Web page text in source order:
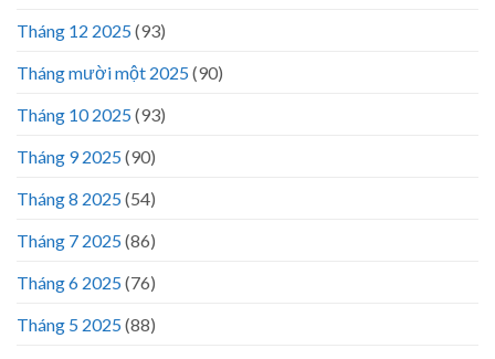
Tháng 12 2025(93)
Tháng mười một 2025(90)
Tháng 10 2025(93)
Tháng 9 2025(90)
Tháng 8 2025(54)
Tháng 7 2025(86)
Tháng 6 2025(76)
Tháng 5 2025(88)